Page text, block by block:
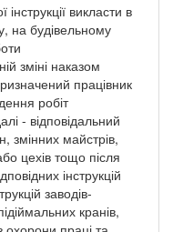
викласти в
на будівельному
зміні наказом
працівник
робіт
- відповідальний
змінних майстрів,
цехів тощо після
інструкцій
заводів-
кранів,